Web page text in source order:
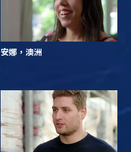
安娜，澳洲